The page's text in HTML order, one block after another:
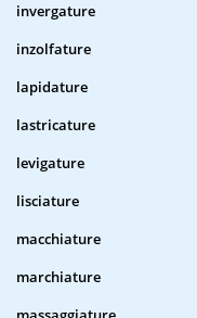
invergature
inzolfature
lapidature
lastricature
levigature
lisciature
macchiature
marchiature